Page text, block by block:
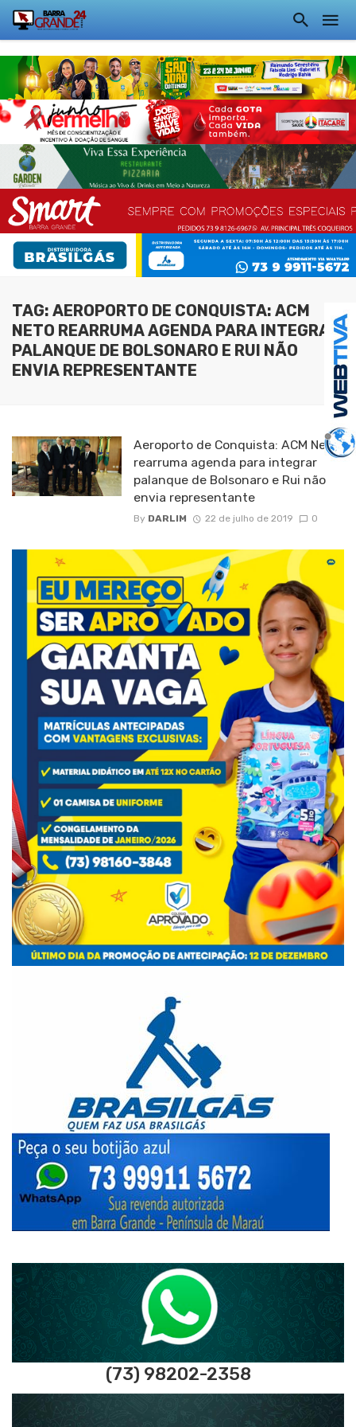
TAG: AEROPORTO DE CONQUISTA: ACM
NETO REARRUMA AGENDA PARA INTEGRAR
PALANQUE DE BOLSONARO E RUI NÃO
ENVIA REPRESENTANTE
Aeroporto de Conquista: ACM Neto
rearruma agenda para integrar
palanque de Bolsonaro e Rui não
envia representante
By DARLIM 22 de julho de 2019 0
(73) 98202-2358